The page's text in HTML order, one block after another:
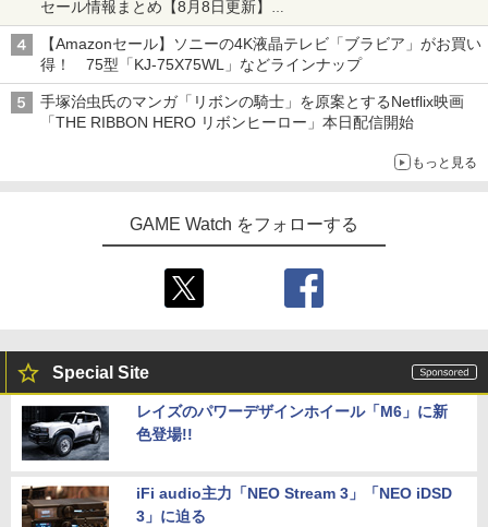
セール情報まとめ【8月8日更新】
ニンテンドーeショップでは「大神 絶景版」が67%オフで990円
【Amazonセール】ソニーの4K液晶テレビ「ブラビア」がお買い
得！ 75型「KJ-75X75WL」などラインナップ
手塚治虫氏のマンガ「リボンの騎士」を原案とするNetflix映画
「THE RIBBON HERO リボンヒーロー」本日配信開始
もっと見る
GAME Watch をフォローする
Special Site
レイズのパワーデザインホイール「M6」に新
色登場!!
iFi audio主力「NEO Stream 3」「NEO iDSD
3」に迫る